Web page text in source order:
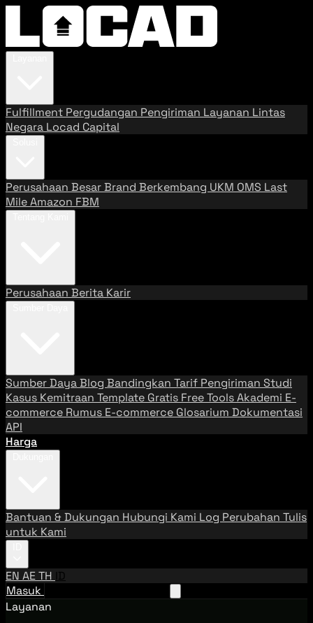
Fulfillment Pergudangan Pengiriman Layanan Lintas
Negara Locad Capital
Perusahaan BesarBrand Berkembang UKM OMS Last
MileAmazon FBM
Perusahaan Berita Karir
Sumber DayaBlog Bandingkan Tarif Pengiriman Studi
Kasus Kemitraan Template Gratis Free ToolsAkademi E-
commerce Rumus E-commerce Glosarium Dokumentasi
API
Harga
Bantuan & Dukungan Hubungi Kami Log Perubahan Tulis
untuk Kami
EN AETH ID
Masuk
Layanan